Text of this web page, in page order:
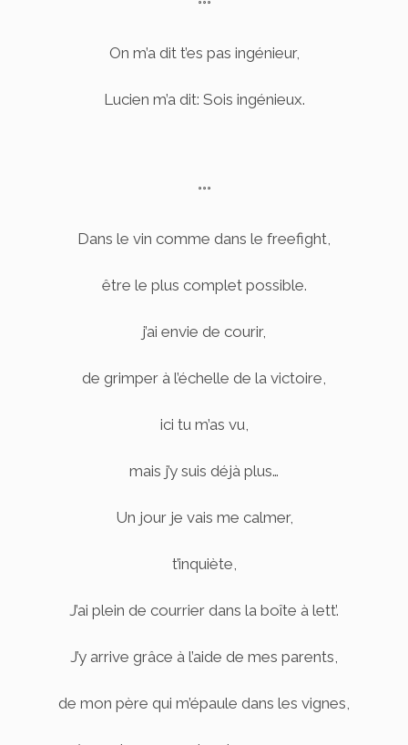
°°°
On m’a dit t’es pas ingénieur,
Lucien m’a dit: Sois ingénieux.
°°°
Dans le vin comme dans le freefight,
être le plus complet possible.
j’ai envie de courir,
de grimper à l’échelle de la victoire,
ici tu m’as vu,
mais j’y suis déjà plus…
Un jour je vais me calmer,
t’inquiète,
J’ai plein de courrier dans la boîte à lett’.
J’y arrive grâce à l’aide de mes parents,
de mon père qui m’épaule dans les vignes,